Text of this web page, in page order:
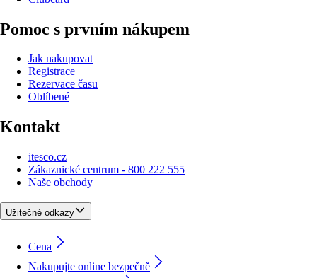
Pomoc s prvním nákupem
Jak nakupovat
Registrace
Rezervace času
Oblíbené
Kontakt
itesco.cz
Zákaznické centrum - 800 222 555
Naše obchody
Užitečné odkazy
Cena
Nakupujte online bezpečně